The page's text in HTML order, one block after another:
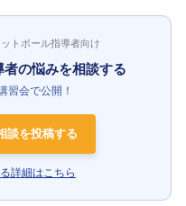
トボール指導者向け
の悩みを相談する
習会で公開！
談を投稿する
詳細はこちら